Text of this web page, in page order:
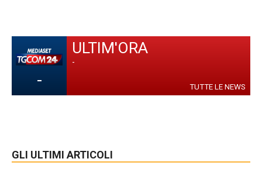
-
ULTIM'ORA
-
TUTTE LE NEWS
GLI ULTIMI ARTICOLI